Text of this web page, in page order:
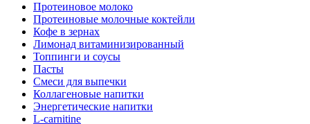
Протеиновое молоко
Протеиновые молочные коктейли
Кофе в зернах
Лимонад витаминизированный
Топпинги и соусы
Пасты
Смеси для выпечки
Коллагеновые напитки
Энергетические напитки
L-carnitine